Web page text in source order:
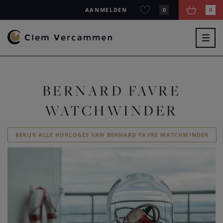
AANMELDEN 0 0
BERNARD FAVRE
WATCHWINDER
BEKIJK ALLE HORLOGES VAN BERNARD FAVRE WATCHWINDER